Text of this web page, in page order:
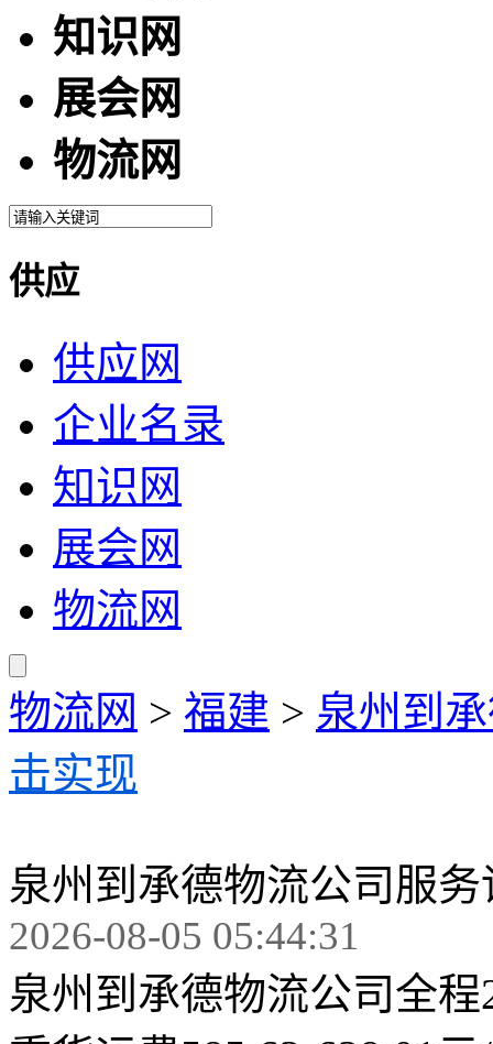
知识网
展会网
物流网
供应
供应网
企业名录
知识网
展会网
物流网
物流网 > 福建 > 泉州到
击实现
泉州到承德物流公司服务
2026-08-05 05:44:31
泉州到承德物流公司全